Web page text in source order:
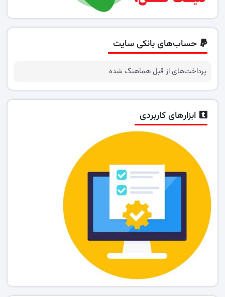
حساب‌های بانکی سایت
پرداخت‌های از قبل هماهنگ شده
ابزارهای کاربردی